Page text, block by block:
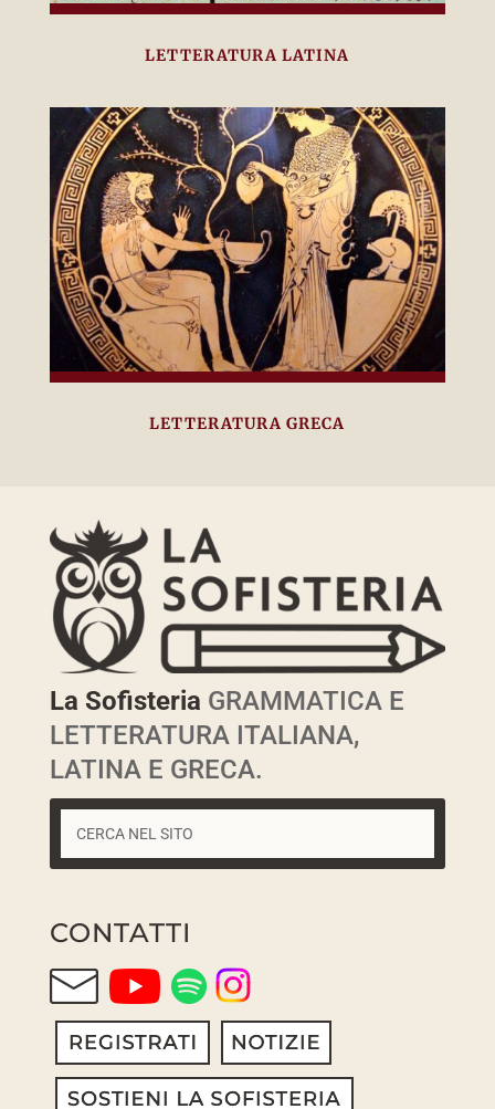
LETTERATURA LATINA
LETTERATURA GRECA
La Sofisteria GRAMMATICA E
LETTERATURA ITALIANA,
LATINA E GRECA.
CONTATTI